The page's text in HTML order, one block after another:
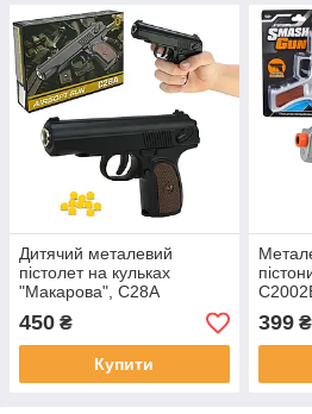
Дитячий металевий
пістолет на кульках
"Макарова", С28А
450 ₴
Купити
399₴